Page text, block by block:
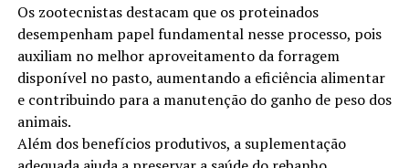
Os zootecnistas destacam que os proteinados
desempenham papel fundamental nesse processo, pois
auxiliam no melhor aproveitamento da forragem
disponível no pasto, aumentando a eficiência alimentar
e contribuindo para a manutenção do ganho de peso dos
animais.
Além dos benefícios produtivos, a suplementação